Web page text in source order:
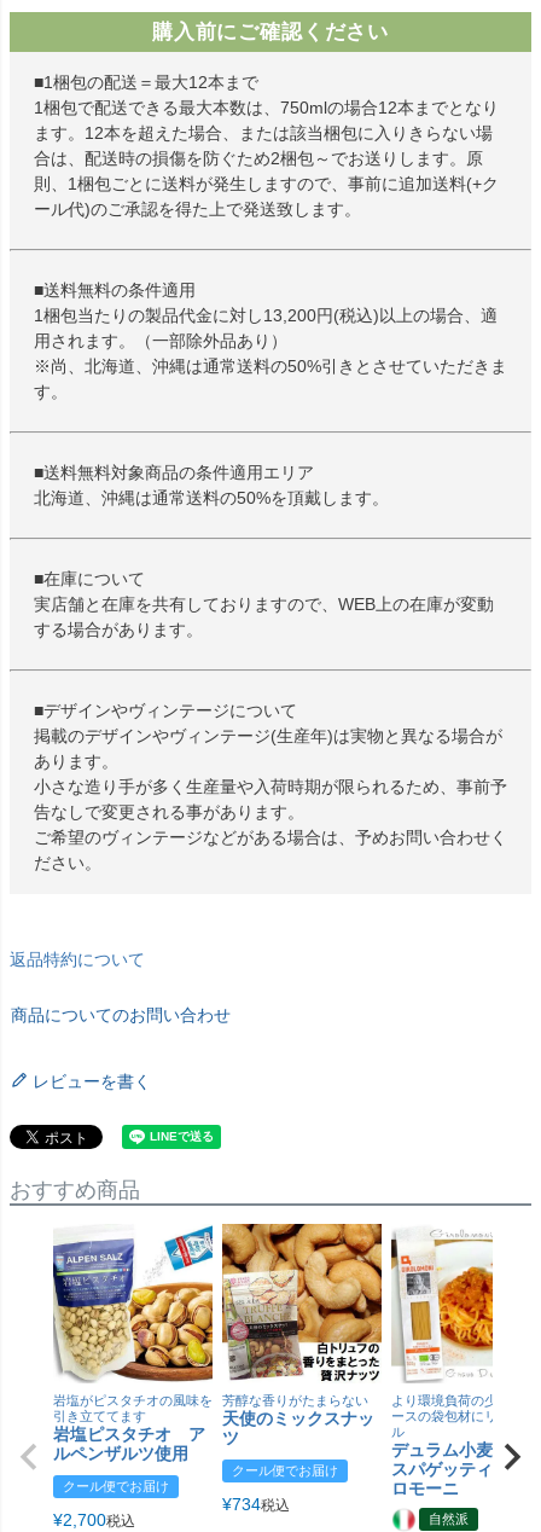
購入前にご確認ください
■1梱包の配送＝最大12本まで
1梱包で配送できる最大本数は、750mlの場合12本までとなり
ます。12本を超えた場合、または該当梱包に入りきらない場
合は、配送時の損傷を防ぐため2梱包～でお送りします。原
則、1梱包ごとに送料が発生しますので、事前に追加送料(+ク
ール代)のご承認を得た上で発送致します。
■送料無料の条件適用
1梱包当たりの製品代金に対し13,200円(税込)以上の場合、適
用されます。（一部除外品あり）
※尚、北海道、沖縄は通常送料の50%引きとさせていただきま
す。
■送料無料対象商品の条件適用エリア
北海道、沖縄は通常送料の50%を頂戴します。
■在庫について
実店舗と在庫を共有しておりますので、WEB上の在庫が変動
する場合があります。
■デザインやヴィンテージについて
掲載のデザインやヴィンテージ(生産年)は実物と異なる場合が
あります。
小さな造り手が多く生産量や入荷時期が限られるため、事前予
告なしで変更される事があります。
ご希望のヴィンテージなどがある場合は、予めお問い合わせく
ださい。
返品特約について
商品についてのお問い合わせ
レビューを書く
おすすめ商品
岩塩がピスタチオの風味を
引き立ててます
岩塩ピスタチオ ア
ルペンザルツ使用
クール便でお届け
¥2,700税込
芳醇な香りがたまらない
天使のミックスナッ
ツ
クール便でお届け
¥734税込
より環境負荷の少ない紙
ースの袋包材にリニュー
ル
デュラム小麦 有
スパゲッティ／ジ
ロモーニ
自然派